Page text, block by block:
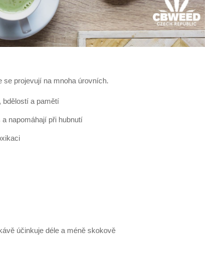
se projevují na mnoha úrovních.
bdělostí a pamětí
napomáhají při hubnutí
účinkuje déle a méně skokově